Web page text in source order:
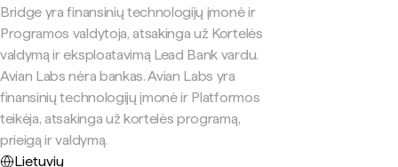
Bridge yra finansinių technologijų įmonė ir
Programos valdytoja, atsakinga už Kortelės
valdymą ir eksploatavimą Lead Bank vardu.
Avian Labs nėra bankas. Avian Labs yra
finansinių technologijų įmonė ir Platformos
teikėja, atsakinga už kortelės programą,
prieigą ir valdymą.
Lietuvių